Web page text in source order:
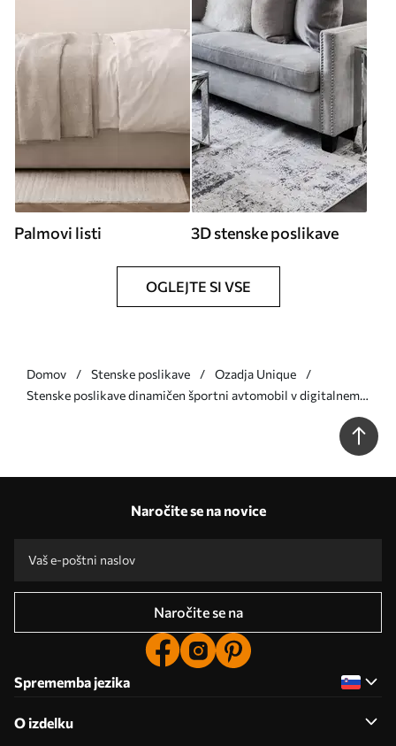
Palmovi listi 3D stenske poslikave
OGLEJTE SI VSE
Domov Stenske poslikave
Ozadja Unique
Stenske poslikave dinamičen športni avtomobil v digitalnem
Naročite se na novice
Naročite se na
Sprememba jezika
O izdelku